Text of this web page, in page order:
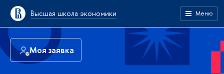
Высшая школа экономики Меню
Моя заявка